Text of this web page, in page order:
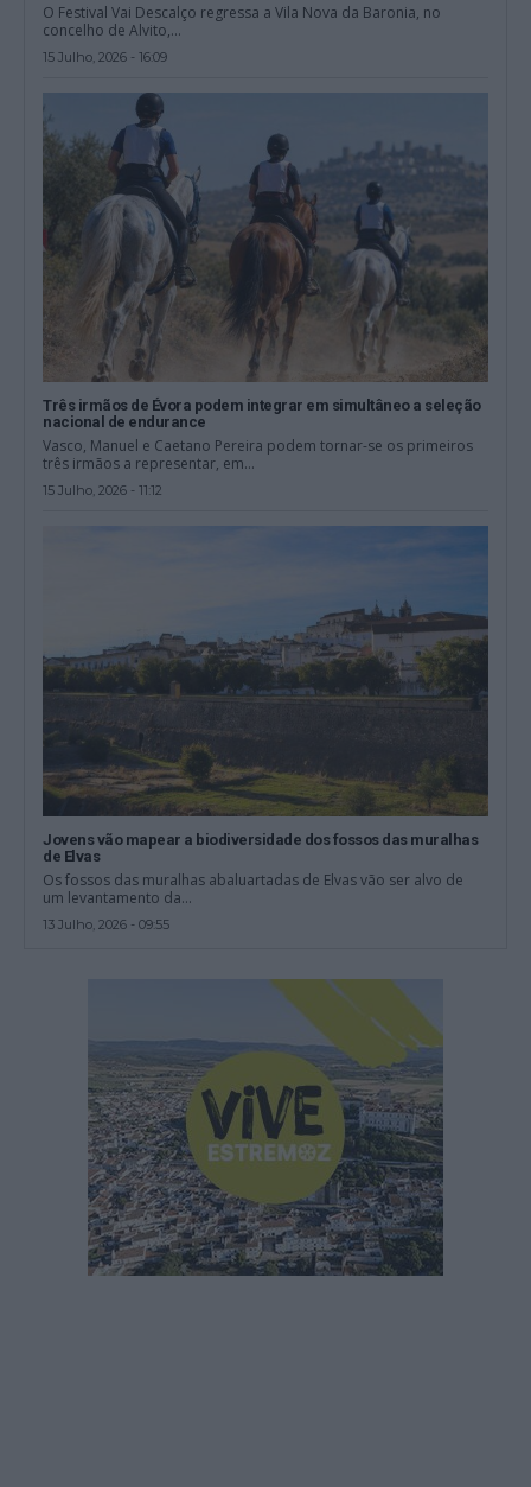
O Festival Vai Descalço regressa a Vila Nova da Baronia, no
concelho de Alvito,...
15 Julho, 2026 - 16:09
Três irmãos de Évora podem integrar em simultâneo a seleção
nacional de endurance
Vasco, Manuel e Caetano Pereira podem tornar-se os primeiros
três irmãos a representar, em...
15 Julho, 2026 - 11:12
Jovens vão mapear a biodiversidade dos fossos das muralhas
de Elvas
Os fossos das muralhas abaluartadas de Elvas vão ser alvo de
um levantamento da...
13 Julho, 2026 - 09:55